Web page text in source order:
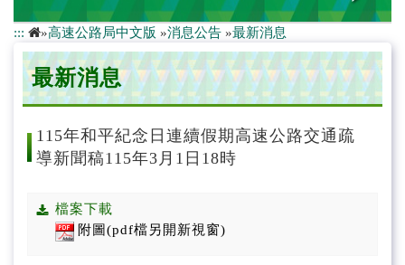
最新消息
新聞稿
道路封閉資訊
活動快遞
公告/公文附件
招標資訊
::: »高速公路局中文版 »消息公告 »最新消息
最新消息
115年和平紀念日連續假期高速公路交通疏
導新聞稿115年3月1日18時
檔案下載
附圖(pdf檔另開新視窗)